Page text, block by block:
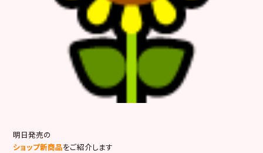
明日発売の
ショップ新商品をご紹介します